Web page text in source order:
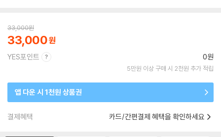
33,000원
33,000
YES포인트 0원
5만원 이상 구매 시 2천원 추가 적립
앱 다운 시 1천원 상품권
결제혜택 카드/간편결제 혜택을 확인하세요